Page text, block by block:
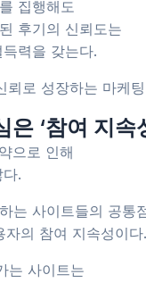
집행해도
후기의 신뢰도는
력을 갖는다.
로 성장하는 마케
‘참여 지속
으로 인해
.
는 사이트들의 공통
자의 참여 지속성이다.
는 사이트는